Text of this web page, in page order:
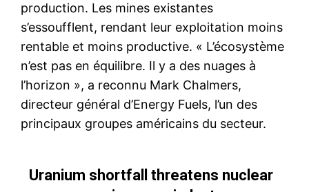
production. Les mines existantes
s’essoufflent, rendant leur exploitation moins
rentable et moins productive. « L’écosystème
n’est pas en équilibre. Il y a des nuages à
l’horizon », a reconnu Mark Chalmers,
directeur général d’Energy Fuels, l’un des
principaux groupes américains du secteur.
Uranium shortfall threatens nuclear